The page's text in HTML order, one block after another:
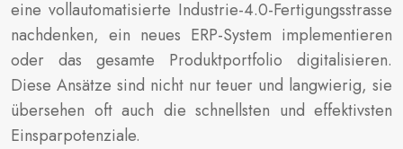
eine vollautomatisierte Industrie-4.0-Fertigungsstrasse
nachdenken, ein neues ERP-System implementieren
oder das gesamte Produktportfolio digitalisieren.
Diese Ansätze sind nicht nur teuer und langwierig, sie
übersehen oft auch die schnellsten und effektivsten
Einsparpotenziale.